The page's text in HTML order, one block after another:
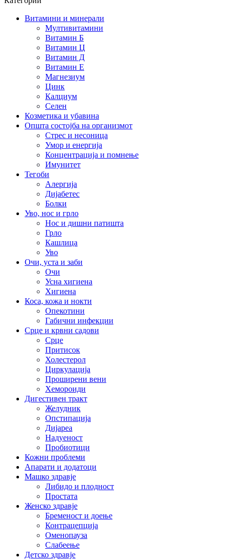
Витамини и минерали
Мултивитамини
Витамин Б
Витамин Ц
Витамин Д
Витамин Е
Магнезиум
Цинк
Калциум
Селен
Козметика и убавина
Општа состојба на организмот
Стрес и несоница
Умор и енергија
Концентрација и помнење
Имунитет
Тегоби
Алергија
Дијабетес
Болки
Уво, нос и грло
Нос и дишни патишта
Грло
Кашлица
Уво
Очи, уста и заби
Очи
Усна хигиена
Хигиена
Коса, кожа и нокти
Опекотини
Габични инфекции
Срце и крвни садови
Срце
Притисок
Холестерол
Циркулација
Проширени вени
Хемороиди
Дигестивен тракт
Желудник
Опстипација
Дијареа
Надуеност
Пробиотици
Кожни проблеми
Апарати и додатоци
Машко здравје
Либидо и плодност
Простата
Женско здравје
Бременост и доење
Контрацепција
Оменопауза
Слабеење
Детско здравје